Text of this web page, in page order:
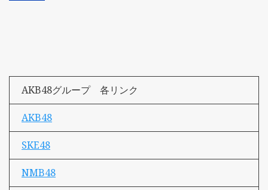
AKB48グループ 各リンク
AKB48
SKE48
NMB48